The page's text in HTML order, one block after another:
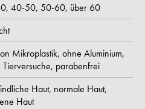
40-50, 50-60, über 60
Mikroplastik, ohne Aluminium,
parabenfrei
Haut, normale Haut,
Haut